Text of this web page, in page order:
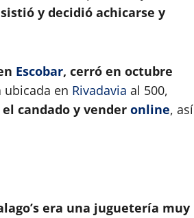
y decidió achicarse y
Escobar, cerró en octubre
ubicada en Rivadavia al 500,
candado y vender online, así
era una juguetería muy